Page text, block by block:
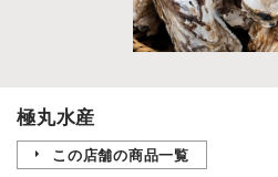
極丸水産
この店舗の商品一覧